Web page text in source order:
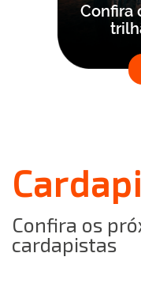
Confira
Confira os
cardapistas